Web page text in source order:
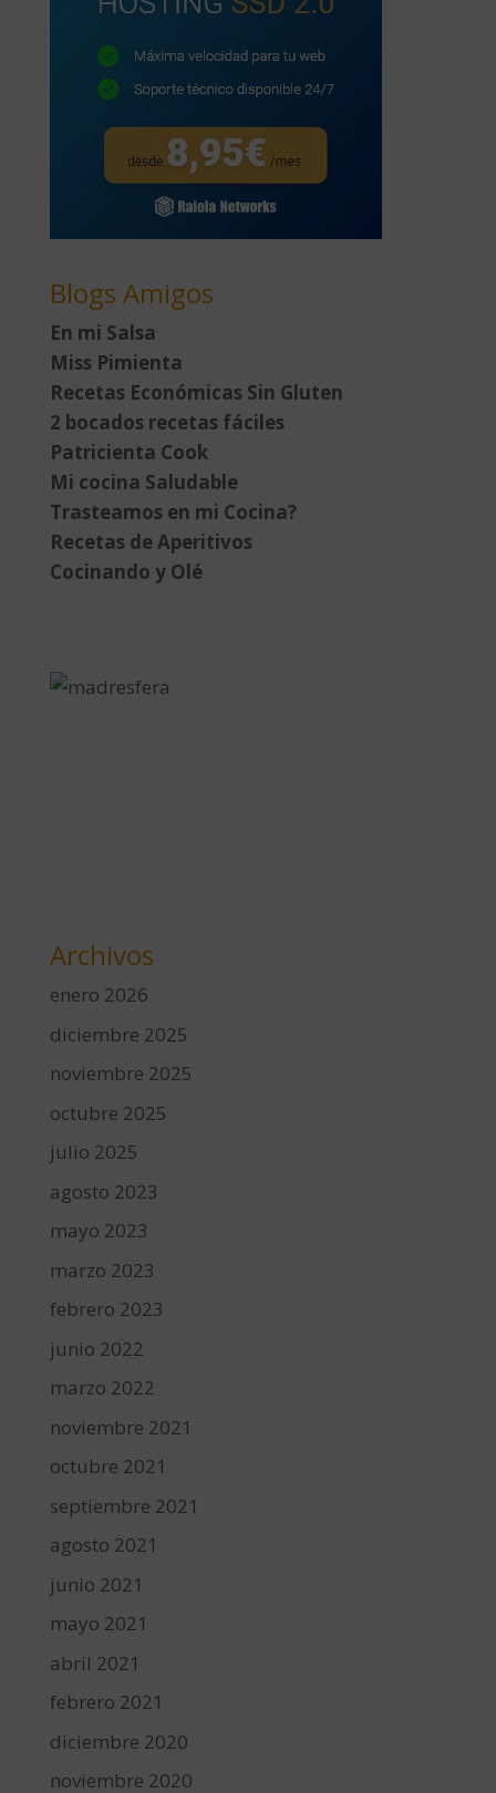
Blogs Amigos
En mi Salsa
Miss Pimienta
Recetas Económicas Sin Gluten
2 bocados recetas fáciles
Patricienta Cook
Mi cocina Saludable
Trasteamos en mi Cocina?
Recetas de Aperitivos
Cocinando y Olé
Archivos
enero 2026
diciembre 2025
noviembre 2025
octubre 2025
julio 2025
agosto 2023
mayo 2023
marzo 2023
febrero 2023
junio 2022
marzo 2022
noviembre 2021
octubre 2021
septiembre 2021
agosto 2021
junio 2021
mayo 2021
abril 2021
febrero 2021
diciembre 2020
noviembre 2020